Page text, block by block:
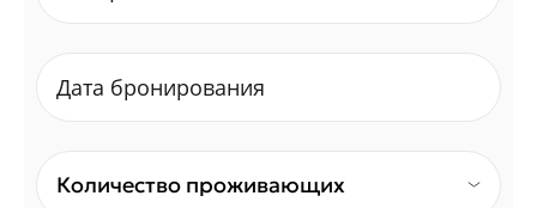
Количество проживающих